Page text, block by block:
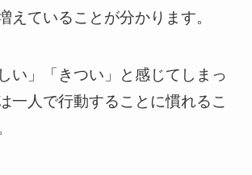
えていることが分かります。
い」「きつい」と感じてしまっ
一人で行動することに慣れるこ